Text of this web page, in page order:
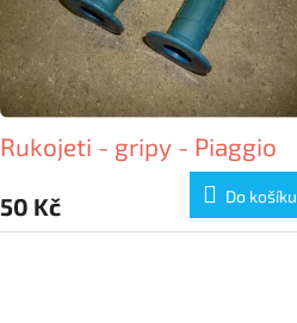
p
Rukojeti - gripy - Piaggio
50 Kč Do košíku